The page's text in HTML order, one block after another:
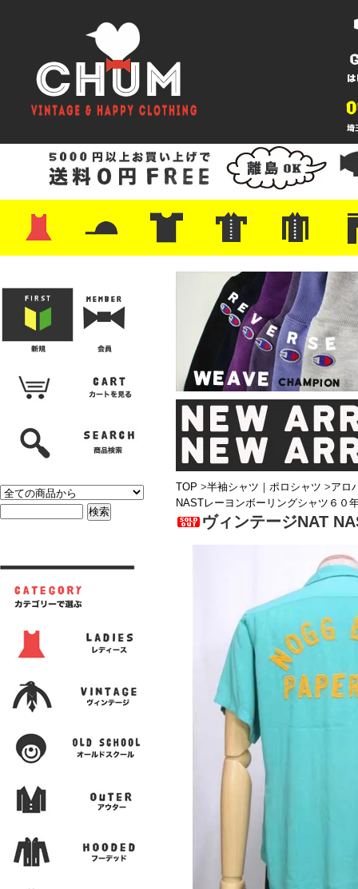
・レザーシューズ/スニーカー
・プリントTシャツ
・バンド/ツアー
・キャラクター
・Nike/adidas/スポーツ
・チャンピオン
・サーフ/スケート
・ボーダー/総柄/無地
・フットボール/リンガー
・タンクトップ/NBA・ポロシャツ
・半袖シャツ
・アロハ/サーフ/ボーリング
・ラルフ/ブランド
・無地/チェック/ストラ
・ワーク/ミリタリー/ウ
・ネル/ウール ・ショ
・アウ
・ジー
・
・ミリ
・コー
・コッ
・オー
・ジャ
ン
TOP >半袖シャツ｜ポロシャツ >アロ
NASTレーヨンボーリングシャツ６０
ヴィンテージNAT